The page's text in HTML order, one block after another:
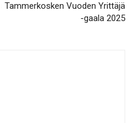
Tammerkosken Vuoden Yrittäjä
-gaala 2025